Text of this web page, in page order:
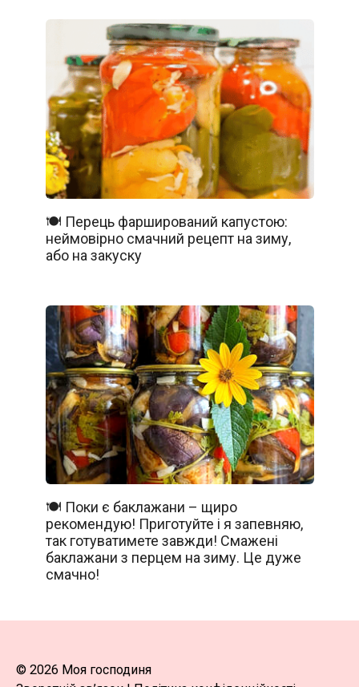
🍽️ Перець фарширований капустою:
неймовірно смачний рецепт на зиму,
або на закуску
🍽️ Поки є баклажани – щиро
рекомендую! Приготуйте і я запевняю,
так готуватимете завжди! Смажені
баклажани з перцем на зиму. Це дуже
смачно!
© 2026 Моя господиня